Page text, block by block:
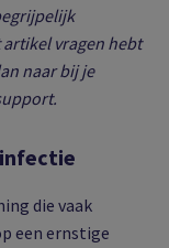
vragen hebt
naar bij je
die vaak
een ernstige